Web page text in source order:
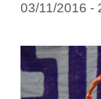
03/11/2016 -